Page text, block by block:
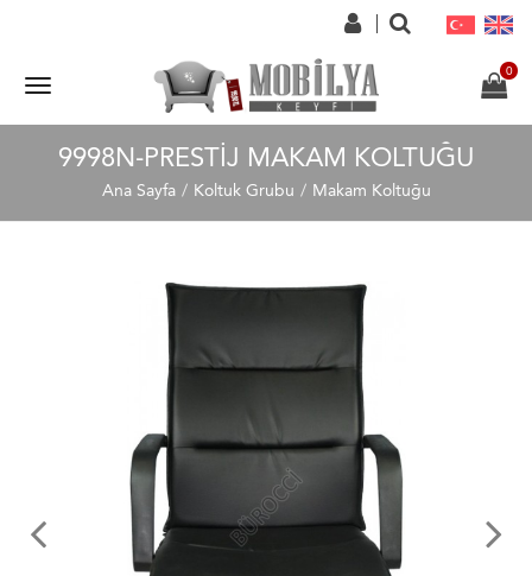
9998N-PRESTIJ MAKAM KOLTUĞU
Ana Sayfa Koltuk Grubu Makam Koltuğu